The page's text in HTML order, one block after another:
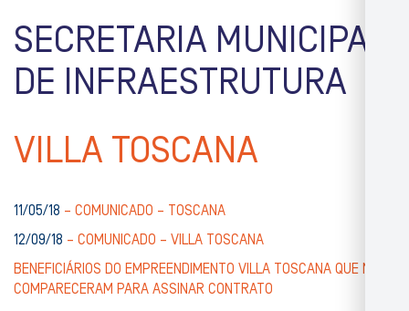
SECRETARIA MUNICIPAL
DE INFRAESTRUTURA
VILLA TOSCANA
11/05/18 – COMUNICADO – TOSCANA
12/09/18 – COMUNICADO – VILLA TOSCANA
BENEFICIÁRIOS DO EMPREENDIMENTO VILLA TOSCANA QUE NÃO
COMPARECERAM PARA ASSINAR CONTRATO